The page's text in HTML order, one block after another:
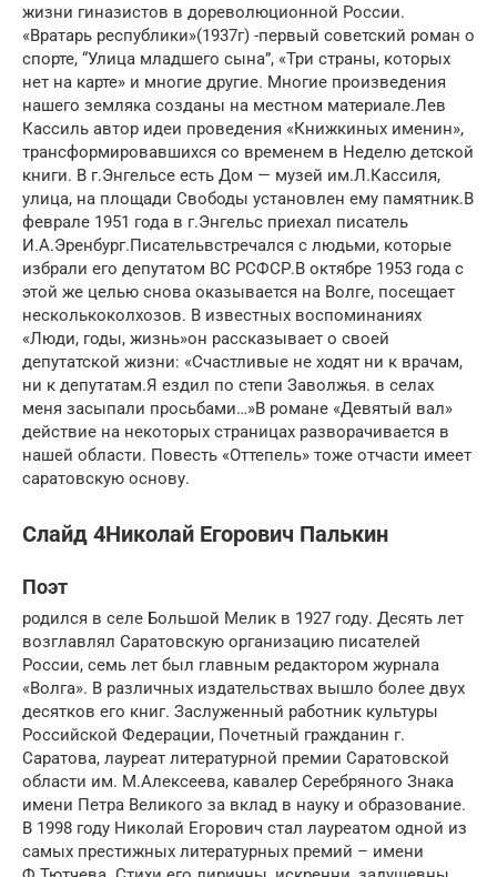
жизни гиназистов в дореволюционной России.
«Вратарь республики»(1937г) -первый советский роман о
спорте, “Улица младшего сына”, «Три страны, которых
нет на карте» и многие другие. Многие произведения
нашего земляка созданы на местном материале.Лев
Кассиль автор идеи проведения «Книжкиных именин»,
трансформировавшихся со временем в Неделю детской
книги. В г.Энгельсе есть Дом — музей им.Л.Кассиля,
улица, на площади Свободы установлен ему памятник.В
феврале 1951 года в г.Энгельс приехал писатель
И.А.Эренбург.Писательвстречался с людьми, которые
избрали его депутатом ВС РСФСР.В октябре 1953 года с
этой же целью снова оказывается на Волге, посещает
несколькоколхозов. В известных воспоминаниях
«Люди, годы, жизнь»он рассказывает о своей
депутатской жизни: «Счастливые не ходят ни к врачам,
ни к депутатам.Я ездил по степи Заволжья. в селах
меня засыпали просьбами…»В романе «Девятый вал»
действие на некоторых страницах разворачивается в
нашей области. Повесть «Оттепель» тоже отчасти имеет
саратовскую основу.
Слайд 4Николай Егорович Палькин
Поэт
родился в селе Большой Мелик в 1927 году. Десять лет
возглавлял Саратовскую организацию писателей
России, семь лет был главным редактором журнала
«Волга». В различных издательствах вышло более двух
десятков его книг. Заслуженный работник культуры
Российской Федерации, Почетный гражданин г.
Саратова, лауреат литературной премии Саратовской
области им. М.Алексеева, кавалер Серебряного Знака
имени Петра Великого за вклад в науку и образование.
В 1998 году Николай Егорович стал лауреатом одной из
самых престижных литературных премий – имени